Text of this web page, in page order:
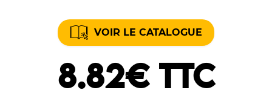
VOIR LE CATALOGUE
8.82€ TTC